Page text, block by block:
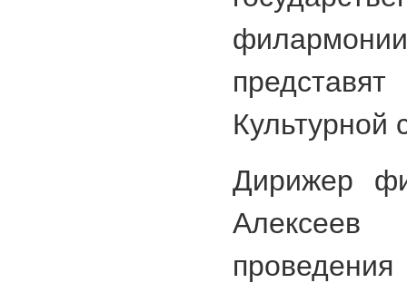
Культурной
Дирижер
Алексеев
проведения